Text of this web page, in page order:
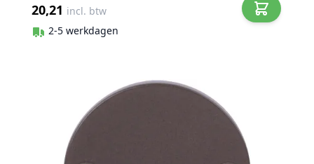
20,21 incl. btw
2-5 werkdagen